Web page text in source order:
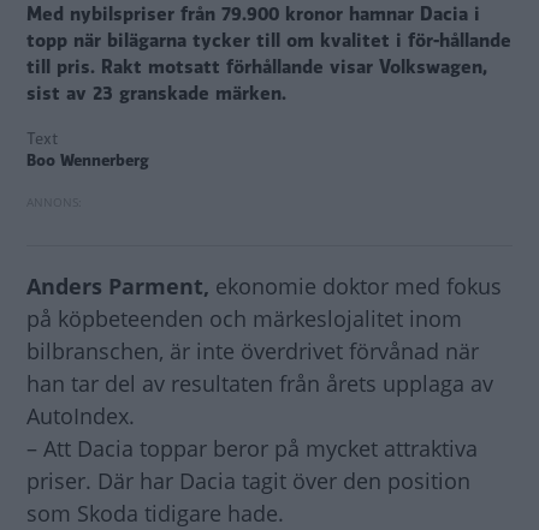
Med nybilspriser från 79.900 kronor hamnar Dacia i
topp när bilägarna tycker till om kvalitet i för-hållande
till pris. Rakt motsatt förhållande visar Volkswagen,
sist av 23 granskade märken.
Text
Boo Wennerberg
Anders Parment, ekonomie doktor med fokus
på köpbeteenden och märkeslojalitet inom
bilbranschen, är inte överdrivet förvånad när
han tar del av resultaten från årets upplaga av
AutoIndex.
– Att Dacia toppar beror på mycket attraktiva
priser. Där har Dacia tagit över den position
som Skoda tidigare hade.